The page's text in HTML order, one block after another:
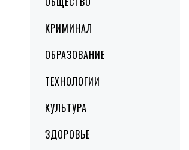
КРИМИНАЛ
ОБРАЗОВАНИЕ
ТЕХНОЛОГИИ
КУЛЬТУРА
ЗДОРОВЬЕ